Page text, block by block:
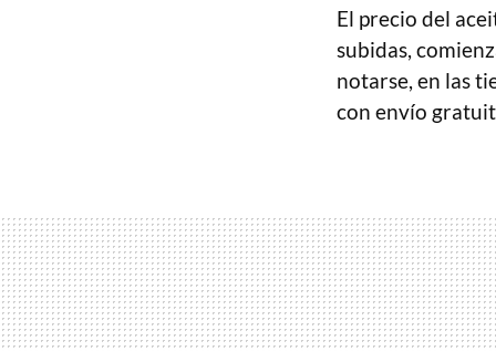
El precio del
subidas,
notarse, en las
con envío